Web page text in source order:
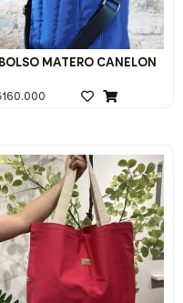
BOLSO MATERO CANELON
160.000